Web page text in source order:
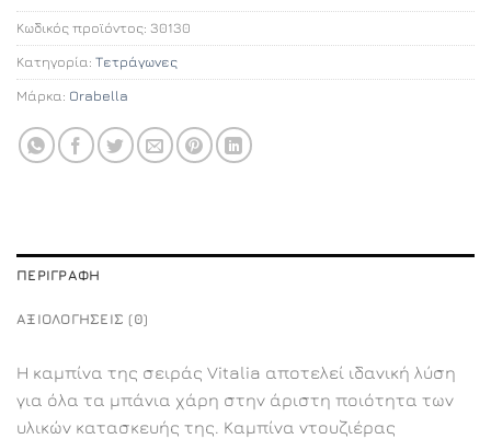
Κωδικός προϊόντος: 30130
Κατηγορία: Τετράγωνες
Μάρκα: Orabella
ΠΕΡΙΓΡΑΦΉ
ΑΞΙΟΛΟΓΉΣΕΙΣ (0)
Η καμπίνα της σειράς Vitalia αποτελεί ιδανική λύση
για όλα τα μπάνια χάρη στην άριστη ποιότητα των
υλικών κατασκευής της. Καμπίνα ντουζιέρας